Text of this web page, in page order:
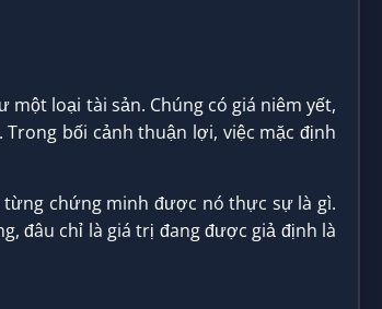
loại tài sản. Chúng có giá niêm yết,
bối cảnh thuận lợi, việc mặc định
chứng minh được nó thực sự là gì.
đâu chỉ là giá trị đang được giả định là